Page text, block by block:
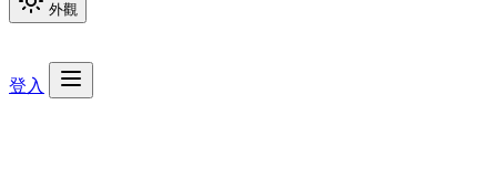
外觀
登入